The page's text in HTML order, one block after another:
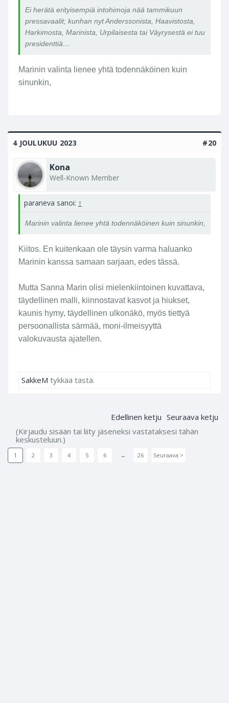
Ei herätä erityisempiä intohimoja nää tammikuun
pressavaalit; kunhan nyt Anderssonista, Haavistosta,
Harkimosta, Marinista, Urpilaisesta tai Väyrysestä ei tuu
presidenttiä…
Marinin valinta lienee yhtä todennäköinen kuin
sinunkin,
4 JOULUKUU 2023 #20
Kona
Well-Known Member
paraneva sanoi: ↑
Marinin valinta lienee yhtä todennäköinen kuin sinunkin,
Kiitos. En kuitenkaan ole täysin varma haluanko
Marinin kanssa samaan sarjaan, edes tässä.
Mutta Sanna Marin olisi mielenkiintoinen kuvattava,
täydellinen malli, kiinnostavat kasvot ja hiukset,
kaunis hymy, täydellinen ulkonäkö, myös tiettyä
persoonallista särmää, moni-ilmeisyyttä
valokuvausta ajatellen.
SakkeM tykkää tästä.
Edellinen ketju Seuraava ketju
(Kirjaudu sisään tai liity jäseneksi vastataksesi tähän
keskusteluun.)
1 2 3 4 5 6 → 26 Seuraava >